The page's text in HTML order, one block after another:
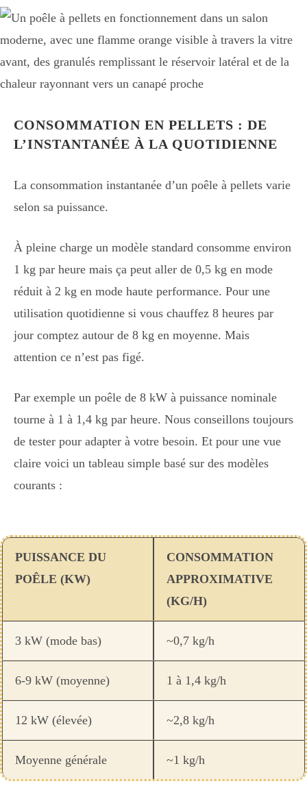
CONSOMMATION EN PELLETS : DE
L’INSTANTANÉE À LA QUOTIDIENNE
La consommation instantanée d’un poêle à pellets varie
selon sa puissance.
À pleine charge un modèle standard consomme environ
1 kg par heure mais ça peut aller de 0,5 kg en mode
réduit à 2 kg en mode haute performance. Pour une
utilisation quotidienne si vous chauffez 8 heures par
jour comptez autour de 8 kg en moyenne. Mais
attention ce n’est pas figé.
Par exemple un poêle de 8 kW à puissance nominale
tourne à 1 à 1,4 kg par heure. Nous conseillons toujours
de tester pour adapter à votre besoin. Et pour une vue
claire voici un tableau simple basé sur des modèles
courants :
PUISSANCE DU
POÊLE (KW)
CONSOMMATION
APPROXIMATIVE
(KG/H)
3 kW (mode bas) ~0,7 kg/h
6-9 kW (moyenne) 1 à 1,4 kg/h
12 kW (élevée) ~2,8 kg/h
Moyenne générale ~1 kg/h